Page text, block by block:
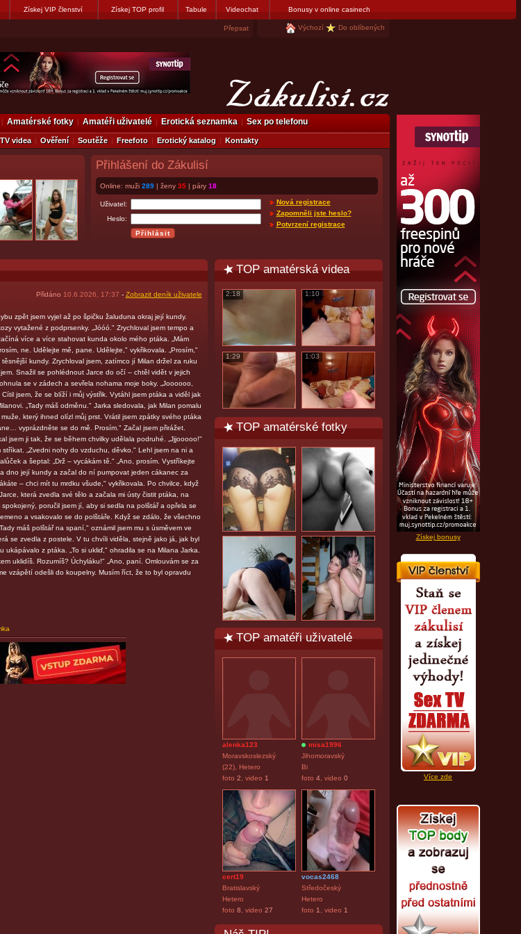
Získej VIP členství Získej TOP profil Tabule Videochat Bonusy v online casinech
Přepsat Výchozí Do oblíbených
Získej bonusy
Více zde
Amatérské fotky Amatéři uživatelé Erotická seznamka Sex po telefonu
videa Ověření Soutěže Freefoto Erotický katalog Kontakty
Přihlášení do Zákulisí
Online: muži 289| ženy 35| páry 18
Uživatel:
Heslo:
Nová registrace
Zapomněli jste heslo?
Potvrzení registrace
Přidáno 10.6.2026, 17:37 - Zobrazit deník uživatele
zpět jsem vyjel až po špičku žaluduna okraj její kundy.
vytažené z podprsenky. „Jóóó." Zrychloval jsem tempo a
více a více stahovat kunda okolo mého ptáka. „Mám
ne. Udělejte mě, pane. Udělejte," vykřikovala. „Prosím,"
kundy. Zrychloval jsem, zatímco jí Milan držel za ruku
Snažil se pohlédnout Jarce do očí – chtěl vidět v jejich
se v zádech a sevřela nohama moje boky. „Joooooo,
jsem, že se blíží i můj výstřik. Vytáhl jsem ptáka a viděl jak
„Tady máš odměnu." Jarka sledovala, jak Milan pomalu
který ihned olízl můj prst. Vrátil jsem zpátky svého ptáka
vyprázdněte se do mě. Prosím." Začal jsem přirážet.
jsem ji tak, že se během chvilky udělala podruhé. „Jjjooooo!"
„Zvedni nohy do vzduchu, děvko." Lehl jsem na ni a
a šeptal: „Drž – vycákám tě." „Ano, prosím. Vystříkejte
dno její kundy a začal do ní pumpovat jeden cákanec za
– chci mít tu mrdku všude," vykřikovala. Po chvilce, když
která zvedla své tělo a začala mi ústy čistit ptáka, na
poručil jsem jí, aby si sedla na polštář a opřela se
a vsakovalo se do polštáře. Když se zdálo, že všechno
máš polštář na spaní," oznámil jsem mu s úsměvem ve
se zvedla z postele. V tu chvíli viděla, stejně jako já, jak byl
z ptáka. „To si ukliď," ohradila se na Milana Jarka.
uklidíš. Rozumíš? Úchyláku!" „Ano, paní. Omlouvám se za
vzápětí odešli do koupelny. Musím říct, že to byl opravdu
TOP amatérská videa
2:18 1:10
1:29 1:03
TOP amatérské fotky
TOP amatéři uživatelé
alenka123
Moravskoslezský
(22), Hetero
foto 2 , video 1
misa1996
Jihomoravský
Bi
foto 4, video 0
cert19
Bratislavský
Hetero
foto 8 , video 27
vocas2468
Středočeský
Hetero
foto 1 , video 1